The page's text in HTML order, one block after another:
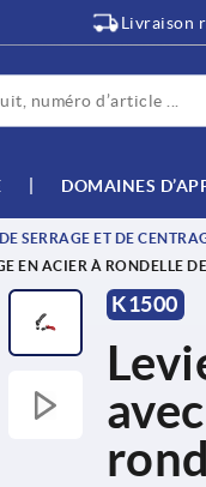
Livraison
DOMAINES
SERRAGE ET DE
EN ACIER À RONDELLE
K1500